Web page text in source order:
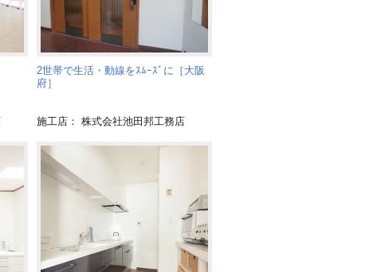
2世帯で生活・動線をｽﾑｰｽﾞに［大阪
府］
施工店： 株式会社池田邦工務店